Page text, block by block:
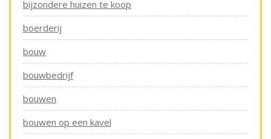
bijzondere huizen te koop
boerderij
bouw
bouwbedrijf
bouwen
bouwen op een kavel